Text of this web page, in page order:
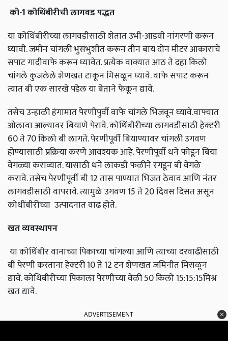
को-1कोथिंबीरीची लागवड पद्धत
या कोथिंबीरीच्‍या लागवडीसाठी शेतात उभी-आडवी नांगरणी करून
घ्यावी. जमीन चांगली भुसभुशीत करून तीन बाय दोन मीटर आकाराचे
सपाट गादीवाफे करून घ्यावेत. प्रत्येक वाक्यात आठ ते दहा किलो
चांगले कुजलेले शेणखत टाकून मिसळून घ्यावे. वाफे सपाट करून
त्यात बी एक सारखे पडेल या बेताने फेकून द्यावे.
तसेच उन्हाळी हंगामात पेरणीपुर्वी वाफे चांगले भिजवून घ्‍यावे.वाफ्यात
ओलावा आल्यावर बियाणे पेरावे. कोथिंबीरीच्‍या लागवडीसाठी हेक्‍टरी
60 ते 70 किलो बी लागते. पेरणीपूर्वी बियाण्यावर चांगली उगवण
होण्यासाठी प्रक्रिया करणे आवश्यक आहे. पेरणीपूर्वी धने फोडून बिया
वेगळ्या कराव्यात. यासाठी धने लाकडी फळीने रगडून बी वेगळे
करावे. तसेच पेरणीपूर्वी बी 12 तास पाण्यात भिजत ठेवाव आणि नंतर
लागवडीसाठी वापरावे. त्यामुळे उगवण 15 ते 20 दिवस दिसत असून
कोथींबीरीच्या उत्पादनात वाढ होते.
खत व्यवस्थापन
या कोथिंबीर वानाच्या पिकाच्या चांगल्या आणि त्याच्या दरवाढीसाठी
बी पेरणी करताना हेक्‍टरी 10 ते 12 टन शेणखत जमिनीत मिसळून
द्यावे. कोथिंबीरीच्‍या पिकाला पेरणीच्या वेळी 50 किलो 15:15:15मिश्र
खत द्यावे.
ADVERTISEMENT